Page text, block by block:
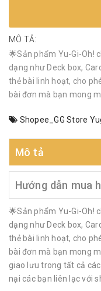
MÔ TẢ:
🌟Sản phẩm Yu-Gi-Oh!
dạng như Deck box,
thẻ bài linh hoạt, cho
bài đơn mà bạn mong
Shopee_GG Store
Mô tả
Hướng dẫn mua
🌟Sản phẩm Yu-Gi-Oh!
dạng như Deck box,
thẻ bài linh hoạt, cho
bài đơn mà bạn mong
giao lưu trong tất cả
nại các bạn liên lạc với